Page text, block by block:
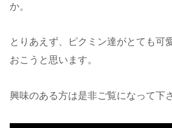
か。
とりあえず、ピクミン達がとても可
おこうと思います。
興味のある方は是非ご覧になって下